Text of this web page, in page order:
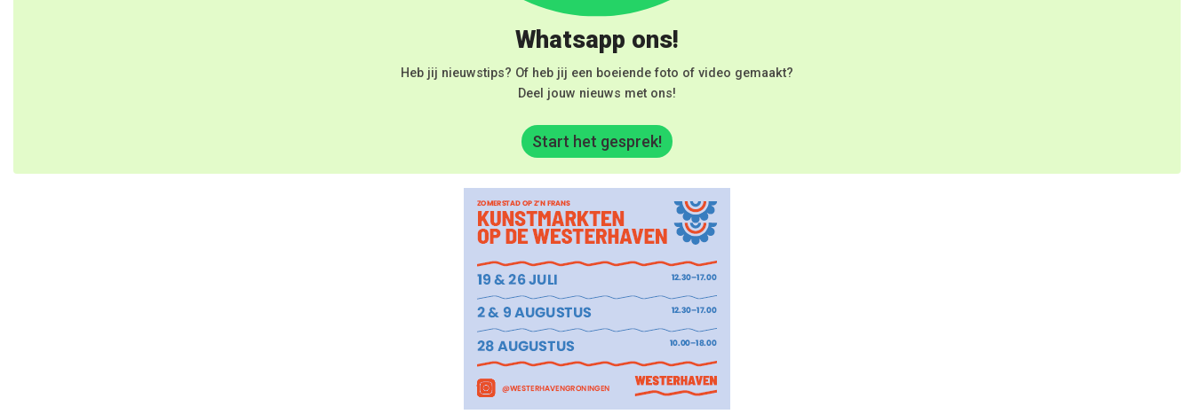
Whatsapp ons!
Heb jij nieuwstips? Of heb jij een boeiende foto of video gemaakt?
Deel jouw nieuws met ons!
Start het gesprek!